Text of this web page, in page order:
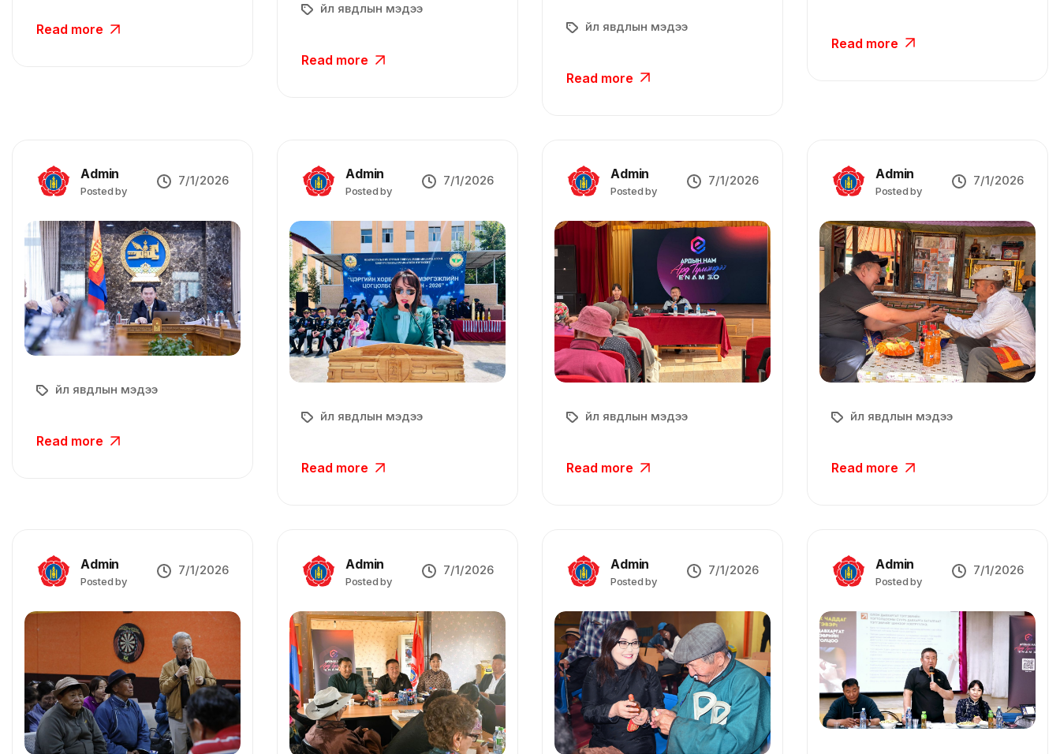
Read more
Үйл явдлын мэдээ
Read more
Үйл явдлын мэдээ
Read more
Read more
Admin
Posted by
7/1/2026
Үйл явдлын мэдээ
Read more
Admin
Posted by
7/1/2026
Үйл явдлын мэдээ
Read more
Admin
Posted by
7/1/2026
Үйл явдлын мэдээ
Read more
Admin
Posted by
7/1/2026
Үйл явдлын мэдээ
Read more
Admin
Posted by
7/1/2026 Admin
Posted by
7/1/2026 Admin
Posted by
7/1/2026 Admin
Posted by
7/1/2026